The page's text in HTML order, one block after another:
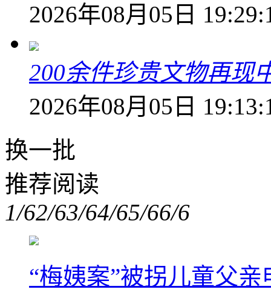
2026年08月05日
200余件珍贵文物再现
2026年08月05日
换一批
推荐阅读
1/62/63/64/65/66/6
“梅姨案”被拐儿童父